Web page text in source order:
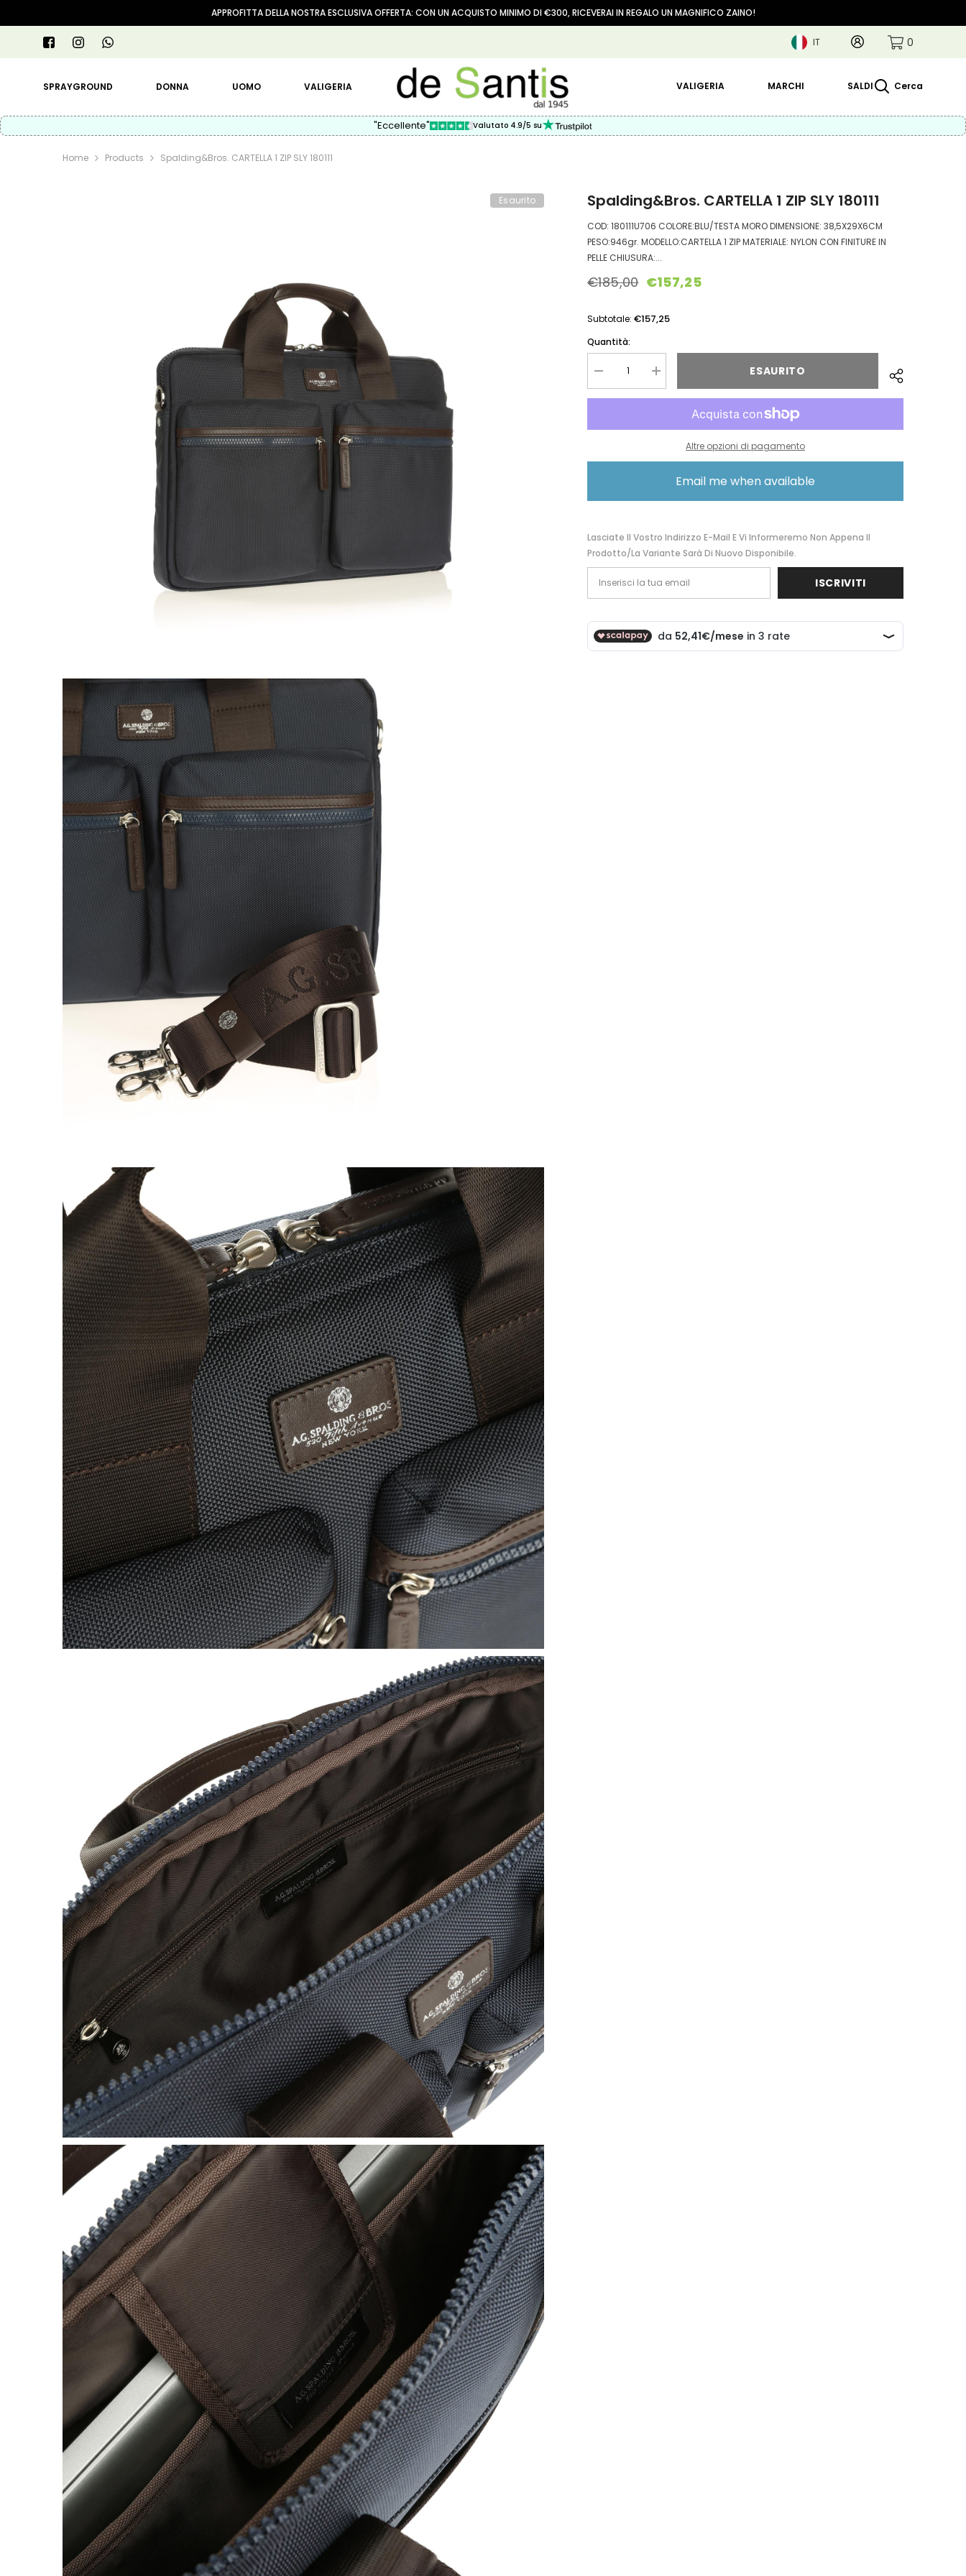
APPROFITTA DELLA NOSTRA ESCLUSIVA OFFERTA: CON UN ACQUISTO MINIMO DI €300, RICEVERAI IN REGALO UN MAGNIFICO ZAINO!
IT
IT
Account 0
articoli
SPRAYGROUND DONNA UOMO VALIGERIA VALIGERIA MARCHI SALDI Cerca
"Eccellente" Valutato 4.9/5 su
Home Products Spalding&Bros. CARTELLA 1 ZIP SLY 180111
Esaurito Spalding&Bros. CARTELLA 1 ZIP SLY 180111
COD: 180111U706 COLORE:BLU/TESTA MORO DIMENSIONE: 38,5X29X6CM
PESO:946gr. MODELLO:CARTELLA 1 ZIP MATERIALE: NYLON CON FINITURE IN
PELLE CHIUSURA:...
€185,00 €157,25
Subtotale:€157,25
Quantità:
Diminuire
la
quantità
CARTELLA
SLY
Aumentare
la
quantità
Spalding&amp;Bros.
CARTELLA
SLY
ESAURITO
Altre opzioni di pagamento
Email me when available
Lasciate Il Vostro Indirizzo E-Mail E Vi Informeremo Non Appena Il
Prodotto/la Variante Sarà Di Nuovo Disponibile.
ISCRIVITI